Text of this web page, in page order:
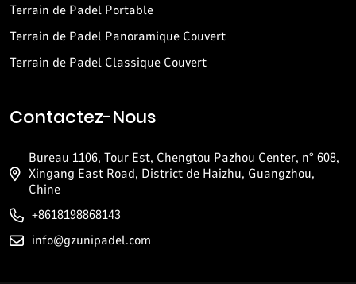
Terrain de Padel Portable
Terrain de Padel Panoramique Couvert
Terrain de Padel Classique Couvert
Contactez-Nous
Bureau 1106, Tour Est, Chengtou Pazhou Center, n° 608,
Xingang East Road, District de Haizhu, Guangzhou,
Chine
+8618198868143
info@gzunipadel.com